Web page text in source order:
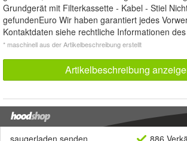
Grundgerät mit Filterkassette - Kabel - Stiel
gefundenEuro Wir haben garantiert jedes
Kontaktdaten siehe rechtliche Informationen
* maschinell aus der Artikelbeschreibung erstellt
Artikelbeschreibung
saugerladen senden
886